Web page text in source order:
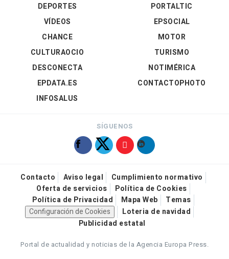
DEPORTES
VÍDEOS
PORTALTIC
EPSOCIAL
CHANCE
CULTURAOCIO
DESCONECTA
EPDATA.ES
INFOSALUS
MOTOR
TURISMO
NOTIMÉRICA
CONTACTOPHOTO
SÍGUENOS
Contacto Aviso legal
Cumplimiento normativo
Oferta de servicios
Política de Cookies
Política de Privacidad
Mapa Web
Temas
Configuración de Cookies
Loteria de navidad
Publicidad estatal
Portal de actualidad y noticias de la Agencia Europa Press.